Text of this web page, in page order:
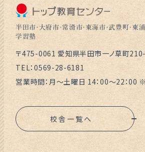
半田市・大府市・常滑市・東海市・武豊町・東
学習塾
〒475-0061 愛知県半田市一ノ草町
TEL：0569-28-6181
営業時間：月～土曜日 14：00～22：00
校舎一覧へ